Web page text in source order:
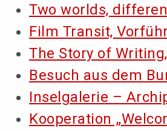
Two worlds,
Film Transit,
The Story of
Besuch aus dem
Inselgalerie –
Kooperation